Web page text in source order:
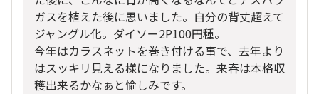
ガスを植えた後に思いました。自分の背丈超えて
ジャングル化。ダイソー2P100円種。
今年はカラスネットを巻き付ける事で、去年より
はスッキリ見える様になりました。来春は本格収
穫出来るかなぁと愉しみです。